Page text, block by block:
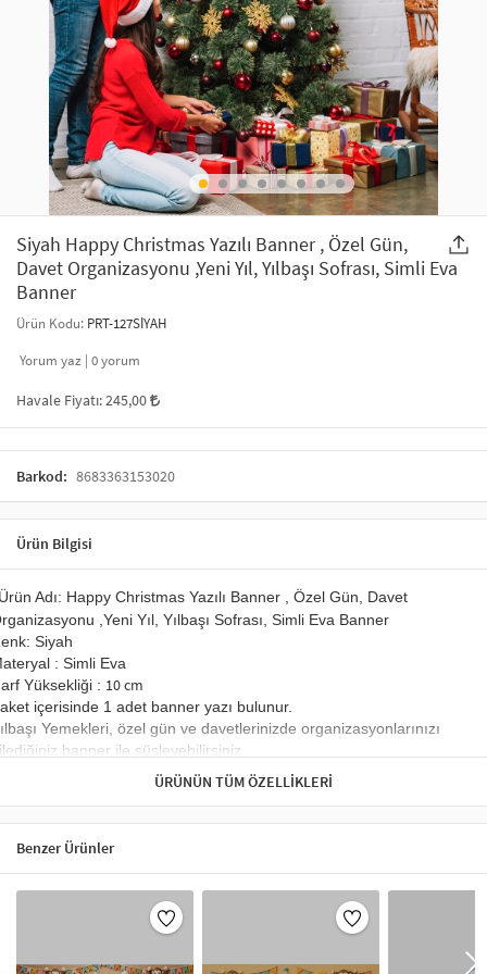
SAÇ AKSESUARLARI
GELİN / DÜĞÜN AKSESUARLARI
TELEFON ASKISI
MAKYAJ ÇANTASI
ŞAL VE FULAR
ODA KOKUSU VE MUM
PARTİ SÜSLERİ
YILBAŞI ÜRÜNLERİ
KULLAN AT TABAK BARDAK SETİ
Siyah Happy Christmas Yazılı Banner , Özel Gün,
Davet Organizasyonu ,Yeni Yıl, Yılbaşı Sofrası, Simli Eva
Banner
Ürün Kodu: PRT-127SİYAH
Yorum yaz | 0yorum
Havale Fiyatı:245,00
Barkod: 8683363153020
Ürün Bilgisi
Adı: Happy Christmas Yazılı Banner , Özel Gün, Davet
,Yeni Yıl, Yılbaşı Sofrası, Simli Eva Banner
Siyah
: Simli Eva
Yüksekliği : 10 cm
içerisinde 1 adet banner yazı bulunur.
Yemekleri, özel gün ve davetlerinizde organizasyonlarınızı
banner ile süsleyebilirsiniz.
Sofraları veya diğer özel günleriniz için kullanıma uygun şık
tek tek kesilmiş halde gönderilmektedir. Yanında
ip yardımı ile banner yazısınızı oluşturabilirsiniz.
Parti Maskeleri, Taçlar ve Bannerlar –
Kutlamalar İçin En Şık Parti
ÜRÜNÜN TÜM ÖZELLIKLERI
Benzer Ürünler